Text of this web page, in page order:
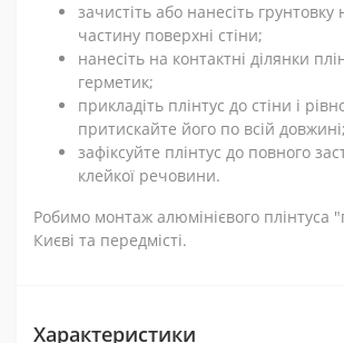
зачистіть або нанесіть грунтовку
частину поверхні стіни;
нанесіть на контактні ділянки
герметик;
прикладіть плінтус до стіни і
притискайте його по всій довжині;
зафіксуйте плінтус до повного
клейкої речовини.
Робимо монтаж алюмінієвого плінтуса
Києві та передмісті.
Характеристики